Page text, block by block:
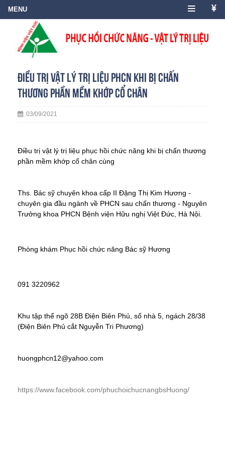
Điều trị Vật lý trị liệu PHCN khi bị chấn
thương phần mềm khớp cổ chân
03/09/2021
Điều trị vật lý trị liệu phục hồi chức năng khi bị chấn thương
phần mềm khớp cổ chân cùng
Ths. Bác sỹ chuyên khoa cấp II Đặng Thị Kim Hương -
chuyên gia đầu ngành về PHCN sau chấn thương - Nguyên
Trưởng khoa PHCN Bệnh viện Hữu nghị Việt Đức, Hà Nội.
Phòng khám Phục hồi chức năng Bác sỹ Hương
091 3220962
Khu tập thể ngõ 28B Điện Biên Phủ, số nhà 5, ngách 28/38
(Điện Biên Phủ cắt Nguyễn Tri Phương)
huongphcn12@yahoo.com
https://www.facebook.com/phuchoichucnangbsHuong/